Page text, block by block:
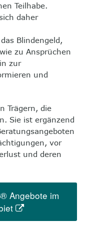
Teilhabe.
daher
Blindengeld,
zu Ansprüchen
zur
und
Trägern, die
Sie ist ergänzend
vor
und deren
Angebote im